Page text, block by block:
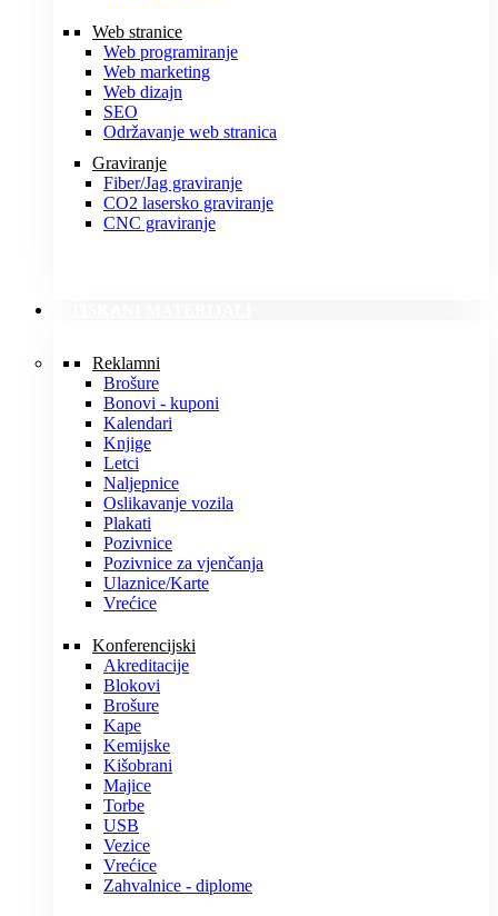
Web stranice
Web programiranje
Web marketing
Web dizajn
SEO
Održavanje web stranica
Graviranje
Fiber/Jag graviranje
CO2 lasersko graviranje
CNC graviranje
Reklamni
Brošure
Bonovi - kuponi
Kalendari
Knjige
Letci
Naljepnice
Oslikavanje vozila
Plakati
Pozivnice
Pozivnice za vjenčanja
Ulaznice/Karte
Vrećice
Konferencijski
Akreditacije
Blokovi
Brošure
Kape
Kemijske
Kišobrani
Majice
Torbe
USB
Vezice
Vrećice
Zahvalnice - diplome